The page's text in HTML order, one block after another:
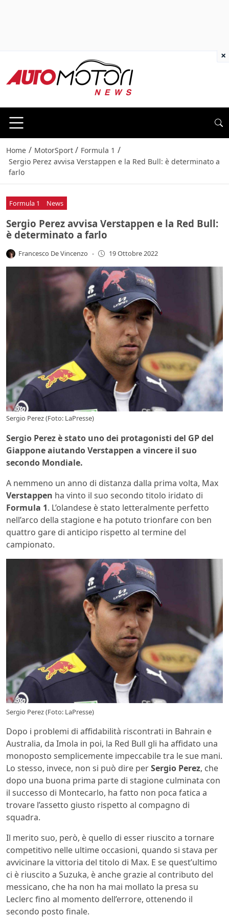
Home / MotorSport / Formula 1 /
Sergio Perez avvisa Verstappen e la Red Bull: è determinato a
farlo
Formula 1 News
Sergio Perez avvisa Verstappen e la Red Bull:
è determinato a farlo
Francesco De Vincenzo - 19 Ottobre 2022
Sergio Perez (Foto: LaPresse)
Sergio Perez è stato uno dei protagonisti del GP del
Giappone aiutando Verstappen a vincere il suo
secondo Mondiale.
A nemmeno un anno di distanza dalla prima volta, Max
Verstappen ha vinto il suo secondo titolo iridato di
Formula 1. L’olandese è stato letteralmente perfetto
nell’arco della stagione e ha potuto trionfare con ben
quattro gare di anticipo rispetto al termine del
campionato.
Sergio Perez (Foto: LaPresse)
Dopo i problemi di affidabilità riscontrati in Bahrain e
Australia, da Imola in poi, la Red Bull gli ha affidato una
monoposto semplicemente impeccabile tra le sue mani.
Lo stesso, invece, non si può dire perSergio Perez, che
dopo una buona prima parte di stagione culminata con
il successo di Montecarlo, ha fatto non poca fatica a
trovare l’assetto giusto rispetto al compagno di
squadra.
Il merito suo, però, è quello di esser riuscito a tornare
competitivo nelle ultime occasioni, quando si stava per
avvicinare la vittoria del titolo di Max. E se quest’ultimo
ci è riuscito a Suzuka, è anche grazie al contributo del
messicano, che ha non ha mai mollato la presa su
Leclerc fino al momento dell’errore, ottenendo il
secondo posto finale.
×